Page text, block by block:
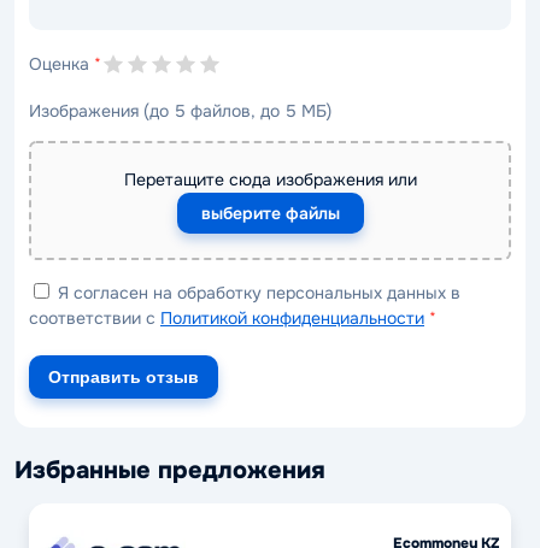
Оценка *
Изображения (до 5 файлов, до 5 МБ)
Перетащите сюда изображения или
выберите файлы
Я согласен на обработку персональных данных в
соответствии с Политикой конфиденциальности *
Отправить отзыв
Избранные предложения
Ecommoney KZ